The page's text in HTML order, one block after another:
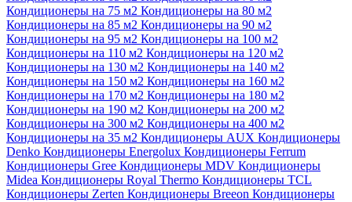
Кондиционеры на 75 м2 Кондиционеры на 80 м2
Кондиционеры на 85 м2 Кондиционеры на 90 м2
Кондиционеры на 95 м2 Кондиционеры на 100 м2
Кондиционеры на 110 м2 Кондиционеры на 120 м2
Кондиционеры на 130 м2 Кондиционеры на 140 м2
Кондиционеры на 150 м2 Кондиционеры на 160 м2
Кондиционеры на 170 м2 Кондиционеры на 180 м2
Кондиционеры на 190 м2 Кондиционеры на 200 м2
Кондиционеры на 300 м2 Кондиционеры на 400 м2
Кондиционеры на 35 м2 Кондиционеры AUX Кондиционеры
Denko Кондиционеры Energolux Кондиционеры Ferrum
Кондиционеры Gree Кондиционеры MDV Кондиционеры
Midea Кондиционеры Royal Thermo Кондиционеры TCL
Кондиционеры Zerten Кондиционеры Breeon Кондиционеры